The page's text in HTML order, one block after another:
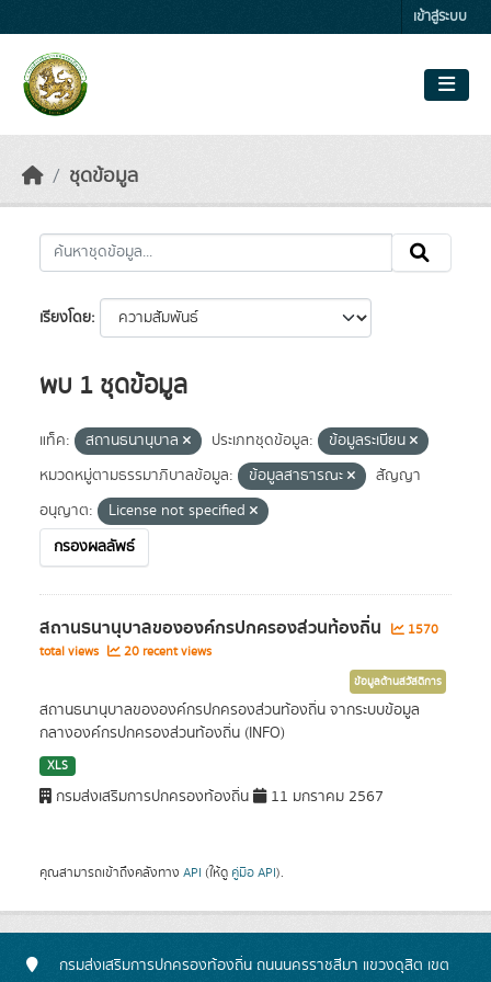
เข้าสู่ระบบ
ชุดข้อมูล
เรียงโดย
พบ 1 ชุดข้อมูล
แท็ค: สถานธนานุบาล ประเภทชุดข้อมูล:
ข้อมูลระเบียน
หมวดหมู่ตามธรรมาภิบาลข้อมูล:
ข้อมูลสาธารณะ
สัญญา
อนุญาต:
License not specified
กรองผลลัพธ์
สถานธนานุบาลขององค์กรปกครองส่วนท้องถิ่น
1570
total views
20 recent views
ข้อมูลด้านสวัสดิการ
สถานธนานุบาลขององค์กรปกครองส่วนท้องถิ่น จากระบบข้อมูล
กลางองค์กรปกครองส่วนท้องถิ่น (INFO)
XLS
กรมส่งเสริมการปกครองท้องถิ่น 11 มกราคม 2567
คุณสามารถเข้าถึงคลังทาง API (ให้ดู คู่มือ API).
กรมส่งเสริมการปกครองท้องถิ่น ถนนนครราชสีมา แขวงดุสิต เขต